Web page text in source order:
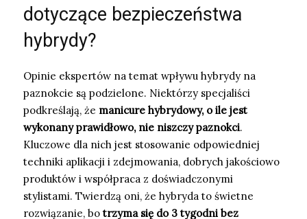
dotyczące bezpieczeństwa
hybrydy?
Opinie ekspertów na temat wpływu hybrydy na
paznokcie są podzielone. Niektórzy specjaliści
podkreślają, że manicure hybrydowy, o ile jest
wykonany prawidłowo, nie niszczy paznokci.
Kluczowe dla nich jest stosowanie odpowiedniej
techniki aplikacji i zdejmowania, dobrych jakościowo
produktów i współpraca z doświadczonymi
stylistami. Twierdzą oni, że hybryda to świetne
rozwiązanie, bo trzyma się do 3 tygodni bez